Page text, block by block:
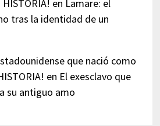
en Lamare: el
tras la identidad de un
que nació como
en El exesclavo que
su antiguo amo